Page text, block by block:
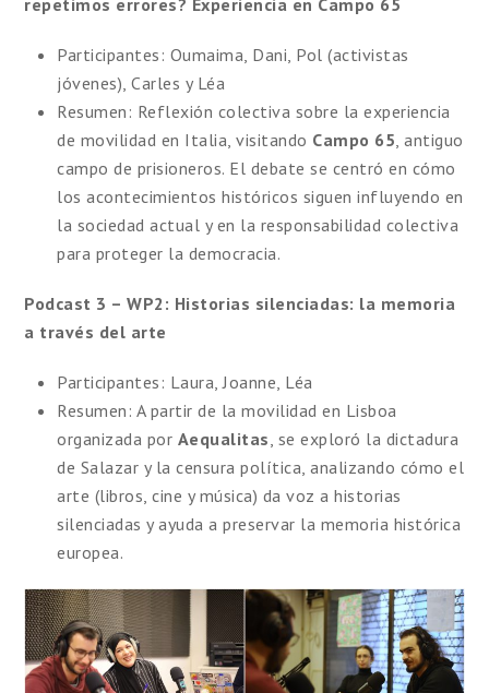
repetimos errores? Experiencia en Campo 65
Participantes: Oumaima, Dani, Pol (activistas
jóvenes), Carles y Léa
Resumen: Reflexión colectiva sobre la experiencia
de movilidad en Italia, visitando Campo 65, antiguo
campo de prisioneros. El debate se centró en cómo
los acontecimientos históricos siguen influyendo en
la sociedad actual y en la responsabilidad colectiva
para proteger la democracia.
Podcast 3 – WP2: Historias silenciadas: la memoria
a través del arte
Participantes: Laura, Joanne, Léa
Resumen: A partir de la movilidad en Lisboa
organizada por Aequalitas, se exploró la dictadura
de Salazar y la censura política, analizando cómo el
arte (libros, cine y música) da voz a historias
silenciadas y ayuda a preservar la memoria histórica
europea.